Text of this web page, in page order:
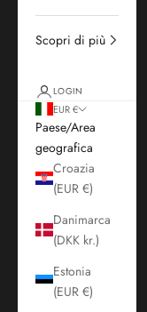
Scopri di più
LOGIN
EUR €
Paese/Area
geografica
Croazia
(EUR €)
Danimarca
(DKK kr.)
Estonia
(EUR €)